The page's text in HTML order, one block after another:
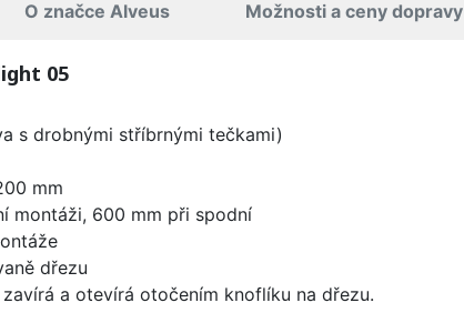
O značce Alveus Možnosti a ceny dopravy
05
s drobnými stříbrnými tečkami)
mm
montáži, 600 mm při spodní
dřezu
a otevírá otočením knoflíku na dřezu.